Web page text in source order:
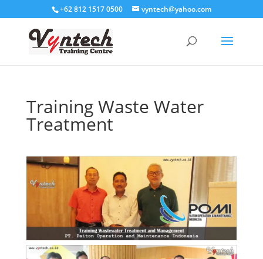
+62 812 1517 0500 vyntech@yahoo.com
Training Waste Water
Treatment